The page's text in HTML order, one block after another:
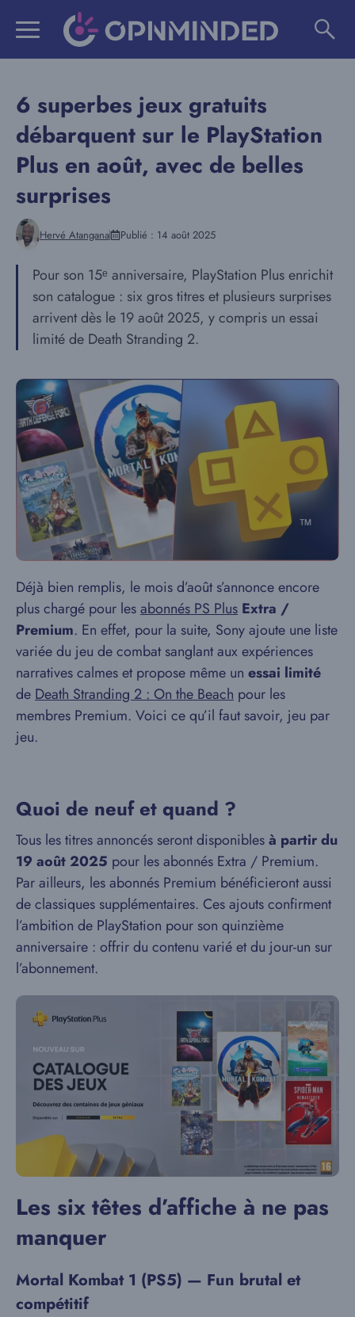
6 superbes jeux gratuits
débarquent sur le PlayStation
Plus en août, avec de belles
surprises
Hervé Atangana Publié : 14 août 2025
Pour son 15ᵉ anniversaire, PlayStation Plus enrichit
son catalogue : six gros titres et plusieurs surprises
arrivent dès le 19 août 2025, y compris un essai
limité de Death Stranding 2.
Déjà bien remplis, le mois d’août s’annonce encore
plus chargé pour lesabonnés PS Plus Extra /
Premium. En effet, pour la suite, Sony ajoute une liste
variée du jeu de combat sanglant aux expériences
narratives calmes et propose même un essai limité
de Death Stranding 2 : On the Beach pour les
membres Premium. Voici ce qu’il faut savoir, jeu par
jeu.
Quoi de neuf et quand ?
Tous les titres annoncés seront disponiblesà partir du
19 août 2025 pour les abonnés Extra / Premium.
Par ailleurs, les abonnés Premium bénéficieront aussi
de classiques supplémentaires. Ces ajouts confirment
l’ambition de PlayStation pour son quinzième
anniversaire : offrir du contenu varié et du jour-un sur
l’abonnement.
Les six têtes d’affiche à ne pas
manquer
Mortal Kombat 1 (PS5) — Fun brutal et
compétitif